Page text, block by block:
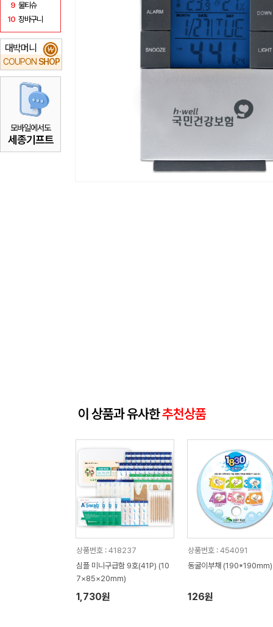
9 물티슈
10 장바구니
대박머니
COUPON SHOP
₩
모바일에서도
세종기프트
이 상품과 유사한추천상품
상품번호 : 418237
심플 미니구급함 9호(41P) (10
7×85×20mm)
1,730원
상품번호 : 454091
동굴이부채 (190*190mm)
126원